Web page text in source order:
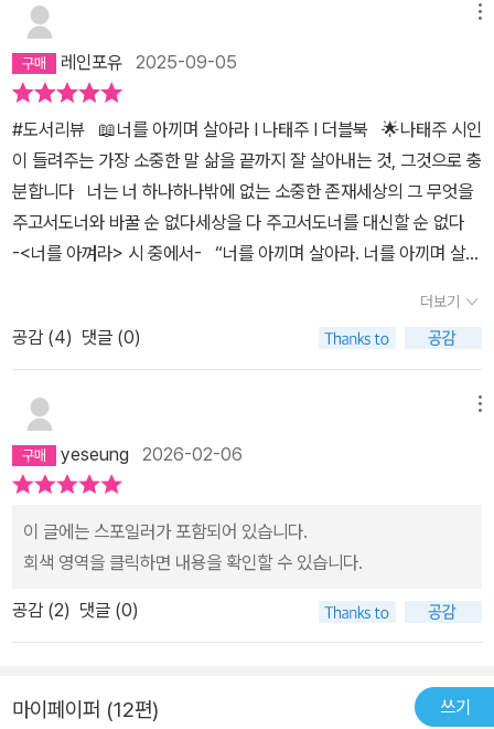
생각했음을깨달았습니다...지금 살아있음에 감사드리며지금 두 눈으
고지금 이렇게 글을 칠 수 있음에 감사드립니다.저를 아시는 모든 분
께 감사합니다.
레인포유 2025-09-05
#도서리뷰 📖너를 아끼며 살아라 I 나태주 I 더블북 🌟나태주 시인
이 들려주는 가장 소중한 말 삶을 끝까지 잘 살아내는 것, 그것으로 충
분합니다 너는 너 하나하나밖에 없는 소중한 존재세상의 그 무엇을
주고서도너와 바꿀 순 없다세상을 다 주고서도너를 대신할 순 없다
-<너를 아껴라> 시 중에서- “너를 아끼며 살아라. 너를 아끼며 살아
인자한 미소와 따뜻한 목소리가 들려오는 듯하다.가슴이 뭉클해진다.
우리는 소중한 것을 오래도록 간직하고 지키고 싶을 때‘아낀다’는 표
현을 자주 사용한다. 사랑하는 가족, 친척, 친구, 이웃, 반려 동·식
물, 좋아하는 물건, 아름다운 자연… 소중히 여기고 보살피고 싶은 것
들이 많다. 하지만 “나를 얼마나 아끼며 살아가고 있을까?”라는 물
음 앞에서는 문득 마음이 멈칫하고, 쉽게 대답이 떠오르지 않는다. '나
를 아끼며 살아가야지!' ❤️마음을 어루만져주는 어록집『너를 아끼며
살아라』 는 나태주 시인의 시와 방송·유튜브 등 다양한 인터뷰에서 전
한 따뜻한 말들을 모은 책이다. 시인이 되고 싶었던 이유꿈을 이루기
태주 시인을 알 수 있는 소중한 시간이 되었다. 시인의 따뜻한 말
고 각 파트의 끝에는 필사를 할 수 있는 공간이 마련되어 있어오랫동
안 문장을 마음속에 새기며 여운을 간직할 수 있었다. 2025년 6월
더보기
공감 (4) 댓글 (0)
yeseung 2026-02-06
이 글에는 스포일러가 포함되어 있습니다.
회색 영역을 클릭하면 내용을 확인할 수 있습니다.
공감 (2) 댓글 (0)
마이페이퍼 (12편) 쓰기